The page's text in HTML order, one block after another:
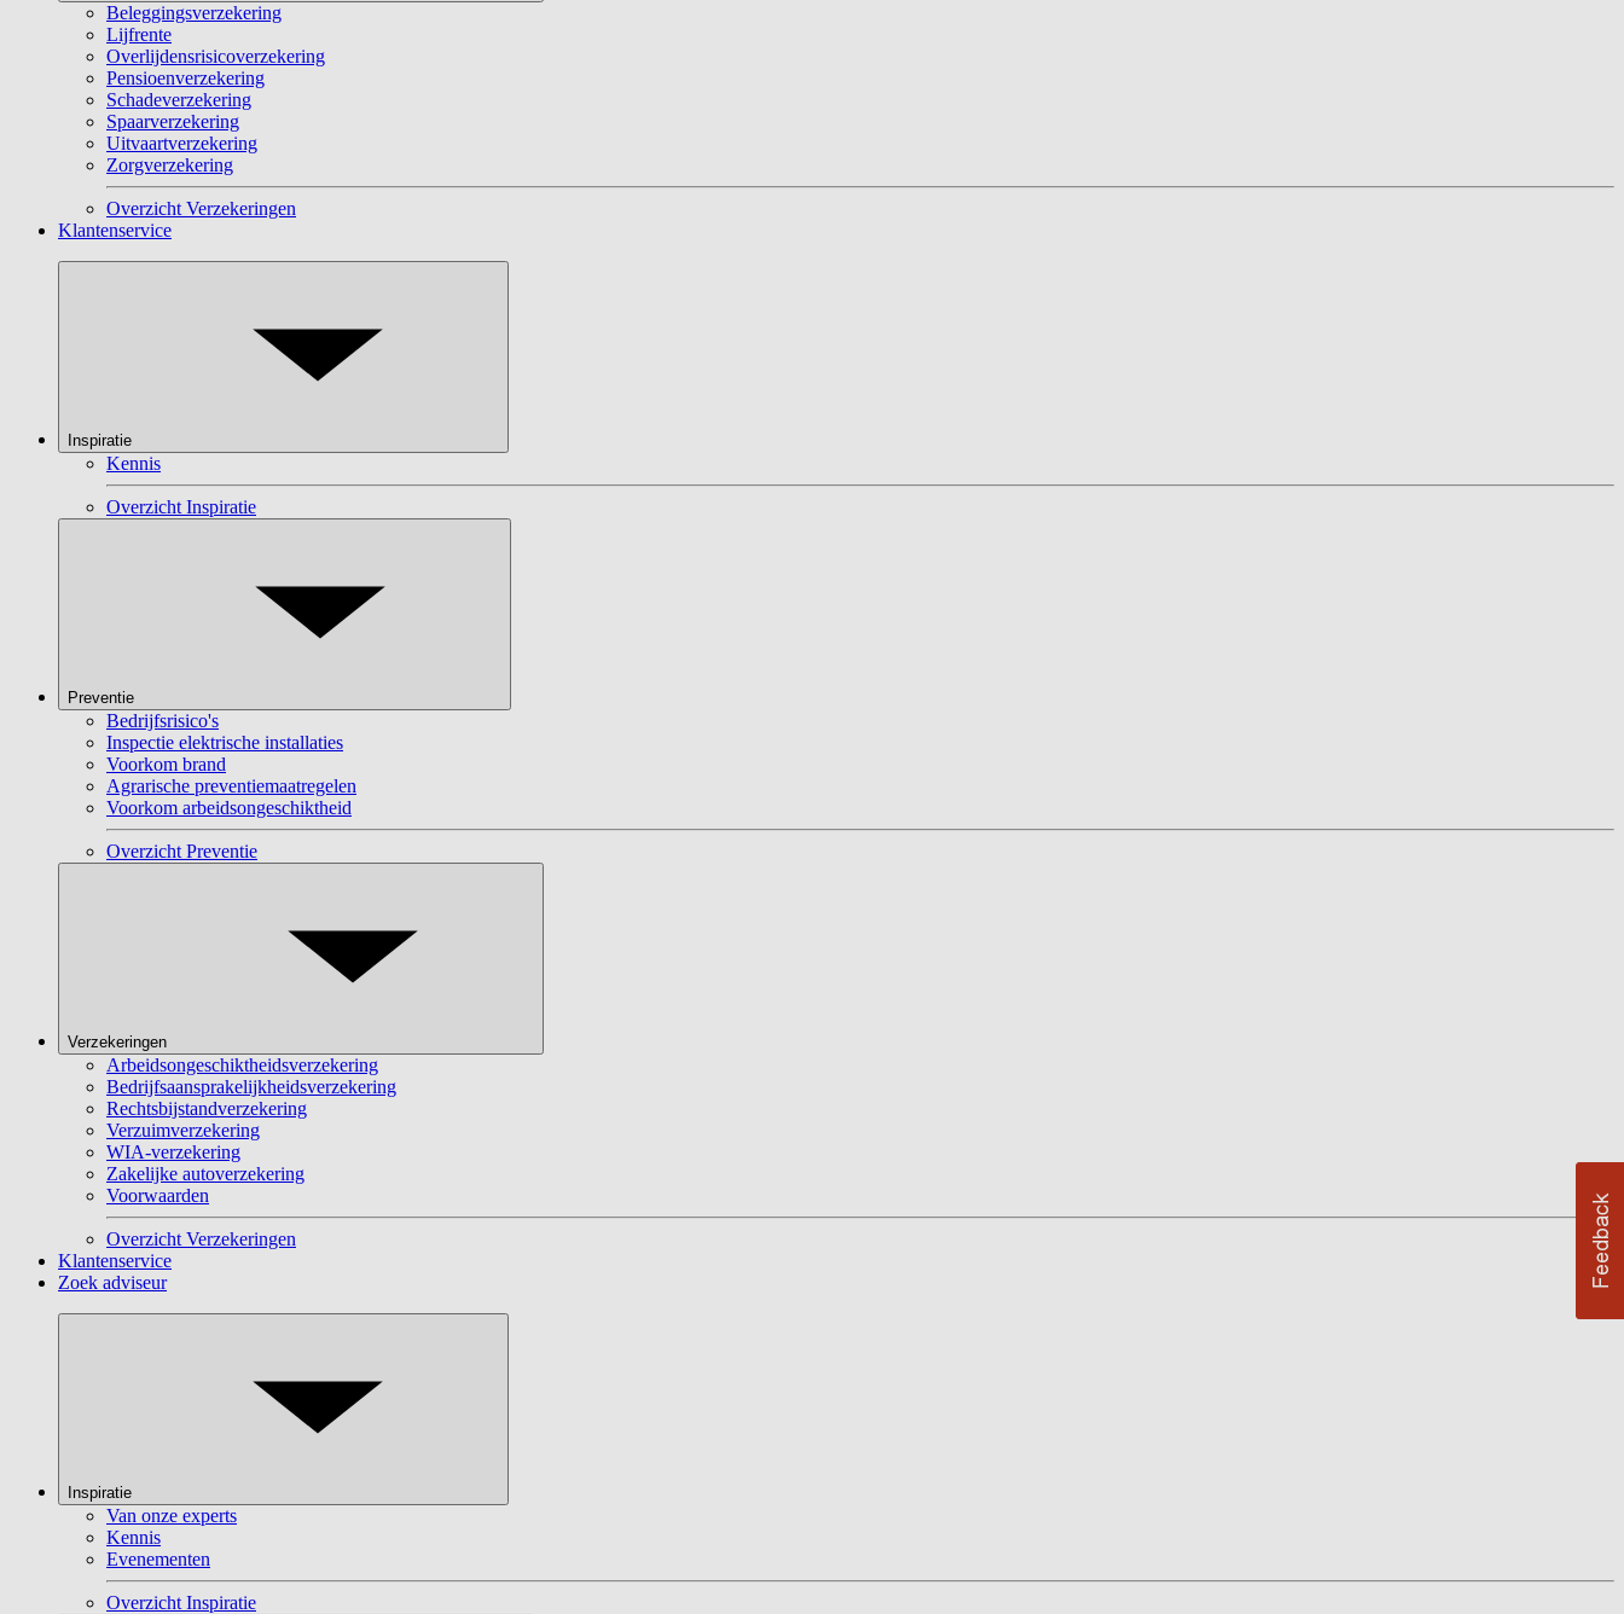
Beleggingsverzekering
Lijfrente
Overlijdensrisicoverzekering
Pensioenverzekering
Schadeverzekering
Spaarverzekering
Uitvaartverzekering
Zorgverzekering
Overzicht Verzekeringen
Klantenservice
Inspiratie
Kennis
Overzicht Inspiratie
Preventie
Bedrijfsrisico's
Inspectie elektrische installaties
Voorkom brand
Agrarische preventiemaatregelen
Voorkom arbeidsongeschiktheid
Overzicht Preventie
Verzekeringen
Arbeidsongeschiktheidsverzekering
Bedrijfsaansprakelijkheidsverzekering
Rechtsbijstandverzekering
Verzuimverzekering
WIA-verzekering
Zakelijke autoverzekering
Voorwaarden
Overzicht Verzekeringen
Klantenservice
Zoek adviseur
Inspiratie
Van onze experts
Kennis
Evenementen
Overzicht Inspiratie